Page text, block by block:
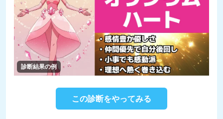
診断結果の例
この診断をやってみる